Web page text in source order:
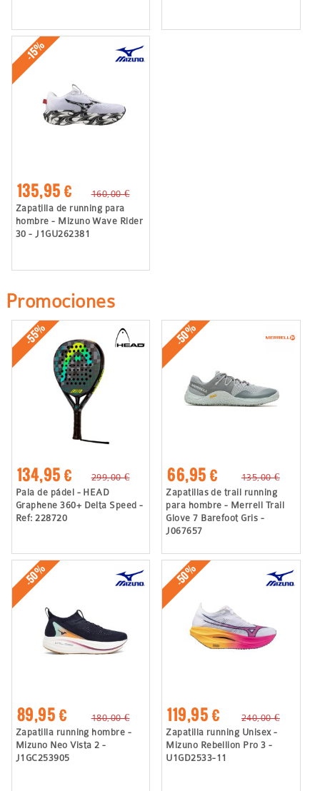
-15%
135,95 €
160,00 €
Zapatilla de running para
hombre - Mizuno Wave Rider
30 - J1GU262381
Promociones
-55%
134,95 €
299,00 €
Pala de pádel - HEAD
Graphene 360+ Delta Speed -
Ref: 228720
-50%
66,95 €
135,00 €
Zapatillas de trail running
para hombre - Merrell Trail
Glove 7 Barefoot Gris -
J067657
-50%
89,95 €
180,00 €
Zapatilla running hombre -
Mizuno Neo Vista 2 -
J1GC253905
-50%
119,95 €
240,00 €
Zapatilla running Unisex -
Mizuno Rebellion Pro 3 -
U1GD2533-11